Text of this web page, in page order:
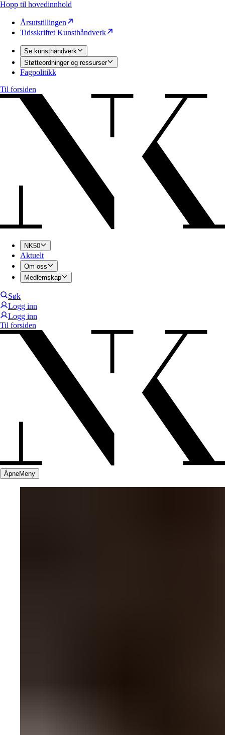
Hopp til hovedinnhold
Årsutstillingen
Tidsskriftet Kunsthåndverk
Se kunsthåndverk
Støtteordninger og ressurser
Fagpolitikk
Til forsiden
NK50
Aktuelt
Om oss
Medlemskap
Søk
Logg inn
Logg inn
Til forsiden
ÅpneMeny